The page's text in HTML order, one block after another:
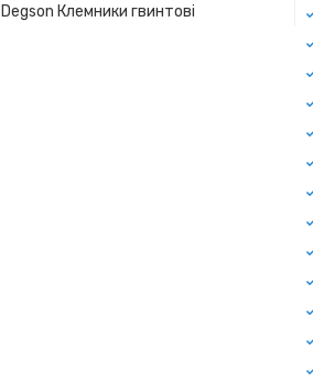
Degson Клемники гвинтові